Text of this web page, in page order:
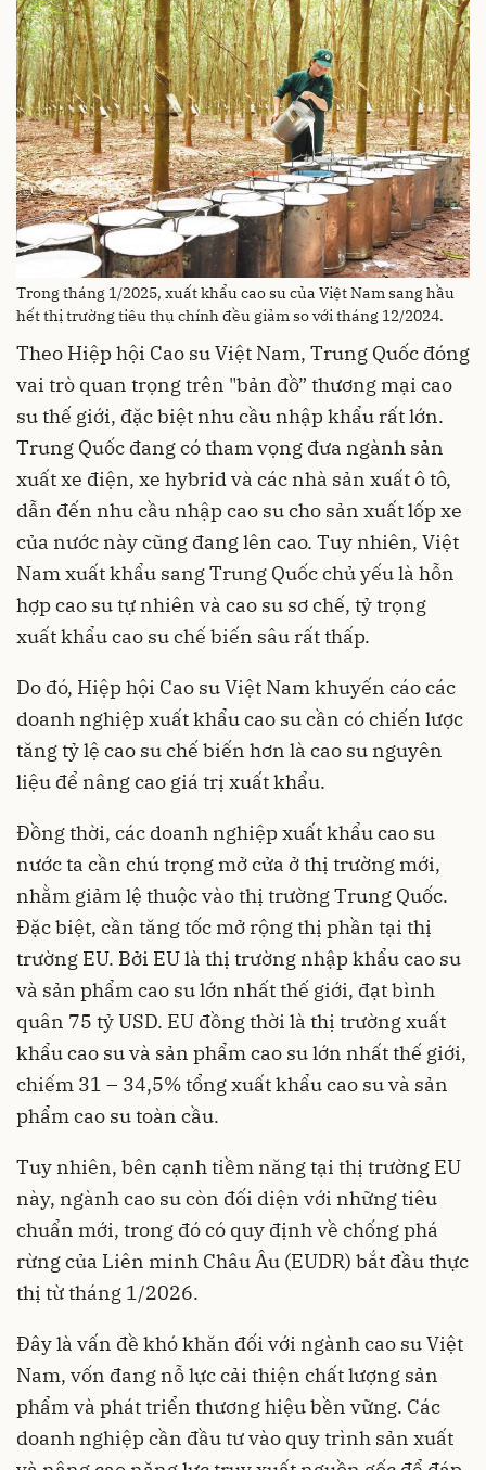
Trong tháng 1/2025, xuất khẩu cao su của Việt Nam sang hầu
hết thị trường tiêu thụ chính đều giảm so với tháng 12/2024.
Theo Hiệp hội Cao su Việt Nam, Trung Quốc đóng
vai trò quan trọng trên "bản đồ” thương mại cao
su thế giới, đặc biệt nhu cầu nhập khẩu rất lớn.
Trung Quốc đang có tham vọng đưa ngành sản
xuất xe điện, xe hybrid và các nhà sản xuất ô tô,
dẫn đến nhu cầu nhập cao su cho sản xuất lốp xe
của nước này cũng đang lên cao. Tuy nhiên, Việt
Nam xuất khẩu sang Trung Quốc chủ yếu là hỗn
hợp cao su tự nhiên và cao su sơ chế, tỷ trọng
xuất khẩu cao su chế biến sâu rất thấp.
Do đó, Hiệp hội Cao su Việt Nam khuyến cáo các
doanh nghiệp xuất khẩu cao su cần có chiến lược
tăng tỷ lệ cao su chế biến hơn là cao su nguyên
liệu để nâng cao giá trị xuất khẩu.
Đồng thời, các doanh nghiệp xuất khẩu cao su
nước ta cần chú trọng mở cửa ở thị trường mới,
nhằm giảm lệ thuộc vào thị trường Trung Quốc.
Đặc biệt, cần tăng tốc mở rộng thị phần tại thị
trường EU. Bởi EU là thị trường nhập khẩu cao su
và sản phẩm cao su lớn nhất thế giới, đạt bình
quân 75 tỷ USD. EU đồng thời là thị trường xuất
khẩu cao su và sản phẩm cao su lớn nhất thế giới,
chiếm 31 – 34,5% tổng xuất khẩu cao su và sản
phẩm cao su toàn cầu.
Tuy nhiên, bên cạnh tiềm năng tại thị trường EU
này, ngành cao su còn đối diện với những tiêu
chuẩn mới, trong đó có quy định về chống phá
rừng của Liên minh Châu Âu (EUDR) bắt đầu thực
thị từ tháng 1/2026.
Đây là vấn đề khó khăn đối với ngành cao su Việt
Nam, vốn đang nỗ lực cải thiện chất lượng sản
phẩm và phát triển thương hiệu bền vững. Các
doanh nghiệp cần đầu tư vào quy trình sản xuất